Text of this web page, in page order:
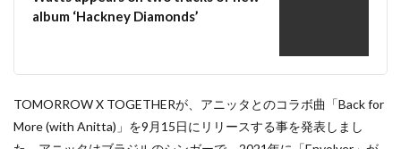
album ‘Hackney Diamonds’
TOMORROW X TOGETHERが、アニッタとのコラボ曲「Back for
More (with Anitta)」を9月15日にリリースする事を発表しまし